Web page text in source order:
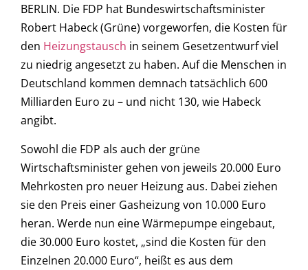
BERLIN. Die FDP hat Bundeswirtschaftsminister
Robert Habeck (Grüne) vorgeworfen, die Kosten für
den Heizungstausch in seinem Gesetzentwurf viel
zu niedrig angesetzt zu haben. Auf die Menschen in
Deutschland kommen demnach tatsächlich 600
Milliarden Euro zu – und nicht 130, wie Habeck
angibt.
Sowohl die FDP als auch der grüne
Wirtschaftsminister gehen von jeweils 20.000 Euro
Mehrkosten pro neuer Heizung aus. Dabei ziehen
sie den Preis einer Gasheizung von 10.000 Euro
heran. Werde nun eine Wärmepumpe eingebaut,
die 30.000 Euro kostet, „sind die Kosten für den
Einzelnen 20.000 Euro“, heißt es aus dem